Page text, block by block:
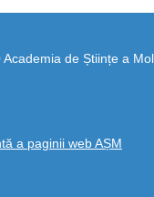
de Științe a
a paginii web AȘM